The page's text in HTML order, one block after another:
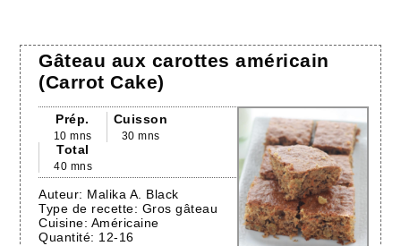
Gâteau aux carottes américain
(Carrot Cake)
Prép.
10 mns
Cuisson
30 mns
Total
40 mns
Auteur: Malika A. Black
Type de recette: Gros gâteau
Cuisine: Américaine
Quantité: 12-16